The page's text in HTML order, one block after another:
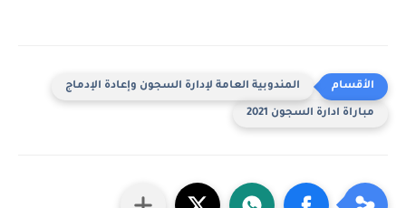
المندوبية العامة لإدارة السجون وإعادة الإدماج
مباراة ادارة السجون 2021